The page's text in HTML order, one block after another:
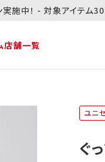
実施中！ - 対象アイテム
店舗一覧
ユニ
ぐ